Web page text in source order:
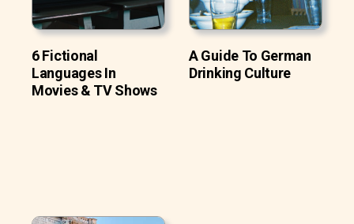
6 Fictional
Languages In
Movies & TV Shows
A Guide To German
Drinking Culture